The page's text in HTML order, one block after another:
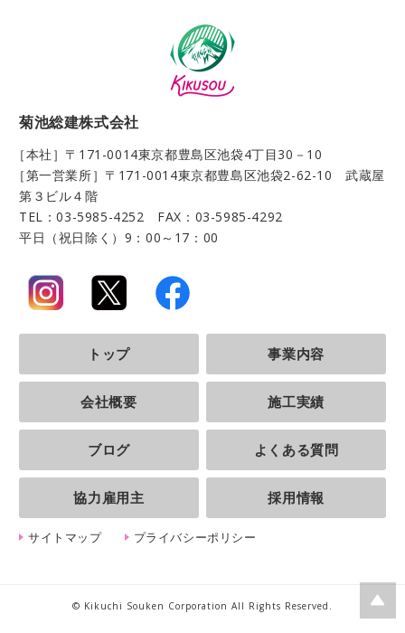
菊池総建株式会社
［本社］〒171-0014東京都豊島区池袋4丁目30－10
［第一営業所］〒171-0014東京都豊島区池袋2-62-10 武蔵屋
第３ビル４階
TEL：03-5985-4252 FAX：03-5985-4292
平日（祝日除く）9：00～17：00
トップ 事業内容
会社概要 施工実績
ブログ よくある質問
協力雇用主 採用情報
サイトマップ プライバシーポリシー
© Kikuchi Souken Corporation All Rights Reserved.